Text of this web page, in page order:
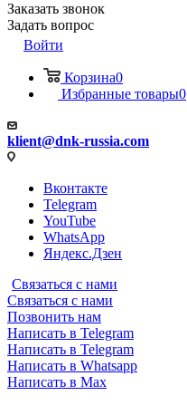
Заказать звонок
Задать вопрос
Войти
Корзина0
Избранные товары0
klient@dnk-russia.com
Вконтакте
Telegram
YouTube
WhatsApp
Яндекс.Дзен
Связаться с нами
Связаться с нами
Позвонить нам
Написать в Telegram
Написать в Telegram
Написать в Whatsapp
Написать в Max